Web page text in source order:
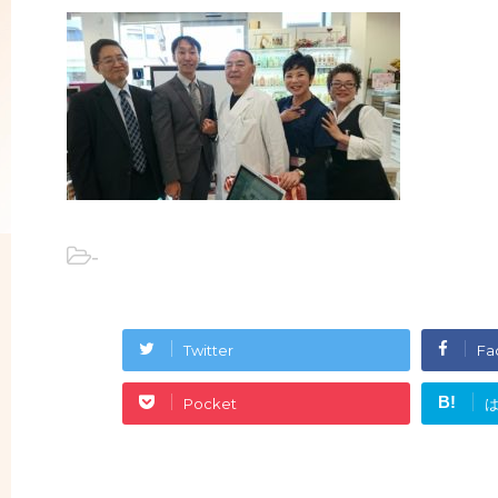
-
Twitter
Pocket B!